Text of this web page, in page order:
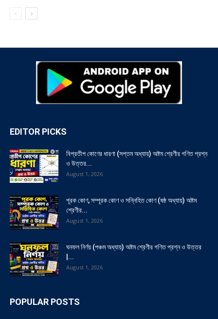
EDITOR PICKS
বিপ্রতীপ কোণের ধারণা (সপ্তম অধ্যায়) অষ্টম শ্রেণীর গণিত প্রশ্ন
ও উত্তর...
August 1, 2026
পূরক কোণ, সম্পূরক কোণ ও সন্নিহিত কোণ (ষষ্ঠ অধ্যায়) অষ্টম
শ্রেণীর...
August 1, 2026
ঘনফল নির্ণয় (পঞ্চম অধ্যায়) অষ্টম শ্রেণীর গণিত প্রশ্ন ও উত্তর
|...
August 1, 2026
POPULAR POSTS